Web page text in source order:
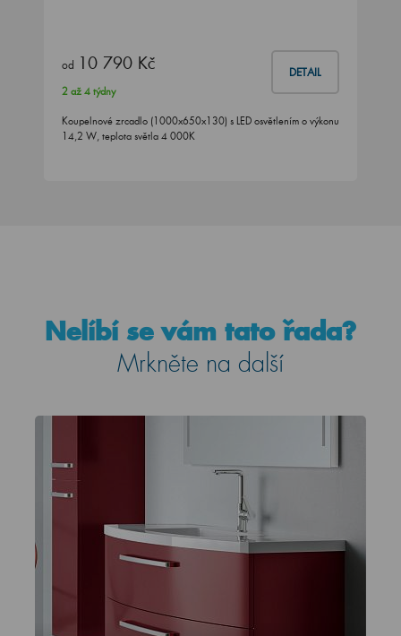
od 10 790 Kč DETAIL
2 až 4 týdny
Koupelnové zrcadlo (1000x650x130) s LED osvětlením o výkonu
14,2 W, teplota světla 4 000K
Nelíbí se vám tato řada?
Mrkněte na další